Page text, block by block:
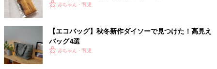
赤ちゃん・育児
【エコバッグ】秋冬新作ダイソーで見つけた！高見え
バッグ4選
赤ちゃん・育児